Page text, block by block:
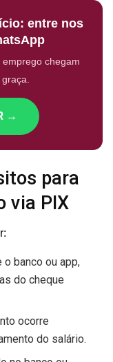
entre nos
chegam
→
para
via PIX
banco ou app,
do cheque
ocorre
do salário.